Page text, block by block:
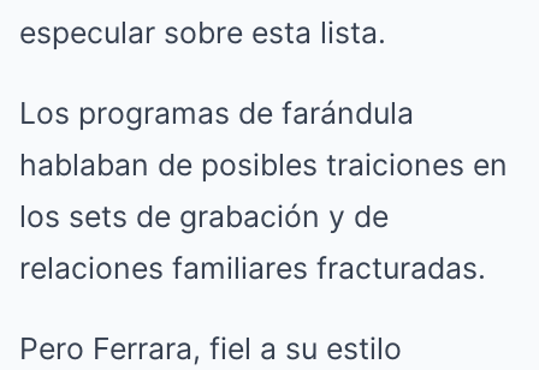
especular sobre esta lista.
Los programas de farándula
hablaban de posibles traiciones en
los sets de grabación y de
relaciones familiares fracturadas.
Pero Ferrara, fiel a su estilo